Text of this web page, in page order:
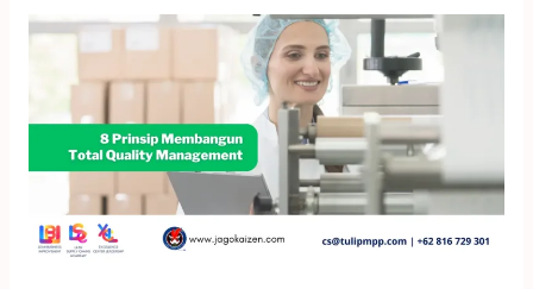
8
Membangun
Total
Quality
Management